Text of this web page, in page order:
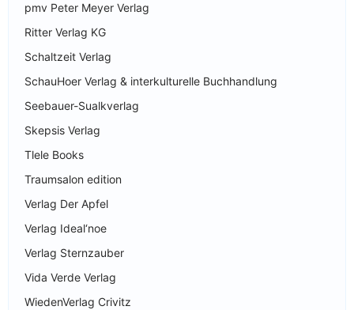
pmv Peter Meyer Verlag
Ritter Verlag KG
Schaltzeit Verlag
SchauHoer Verlag & interkulturelle Buchhandlung
Seebauer-Sualkverlag
Skepsis Verlag
Tlele Books
Traumsalon edition
Verlag Der Apfel
Verlag Ideal‘noe
Verlag Sternzauber
Vida Verde Verlag
WiedenVerlag Crivitz